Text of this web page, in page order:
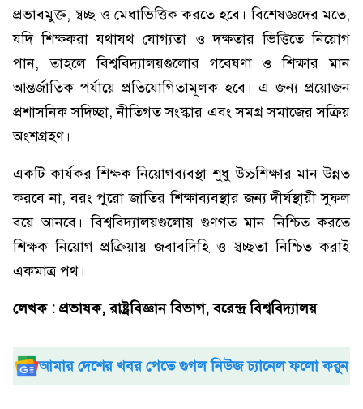
প্রভাবমুক্ত, স্বচ্ছ ও মেধাভিত্তিক করতে হবে। বিশেষজ্ঞদের মতে,
যদি শিক্ষকরা যথাযথ যোগ্যতা ও দক্ষতার ভিত্তিতে নিয়োগ
পান, তাহলে বিশ্ববিদ্যালয়গুলোর গবেষণা ও শিক্ষার মান
আন্তর্জাতিক পর্যায়ে প্রতিযোগিতামূলক হবে। এ জন্য প্রয়োজন
প্রশাসনিক সদিচ্ছা, নীতিগত সংস্কার এবং সমগ্র সমাজের সক্রিয়
অংশগ্রহণ।
একটি কার্যকর শিক্ষক নিয়োগব্যবস্থা শুধু উচ্চশিক্ষার মান উন্নত
করবে না, বরং পুরো জাতির শিক্ষাব্যবস্থার জন্য দীর্ঘস্থায়ী সুফল
বয়ে আনবে। বিশ্ববিদ্যালয়গুলোয় গুণগত মান নিশ্চিত করতে
শিক্ষক নিয়োগ প্রক্রিয়ায় জবাবদিহি ও স্বচ্ছতা নিশ্চিত করাই
একমাত্র পথ।
লেখক : প্রভাষক, রাষ্ট্রবিজ্ঞান বিভাগ, বরেন্দ্র বিশ্ববিদ্যালয়
আমার দেশের খবর পেতে গুগল নিউজ চ্যানেল ফলো করুন